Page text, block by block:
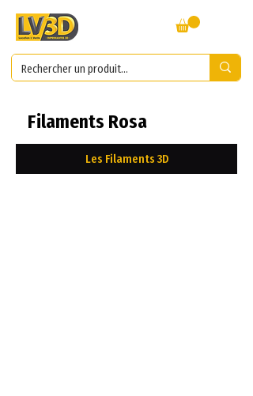
Filaments Rosa
Les Filaments 3D